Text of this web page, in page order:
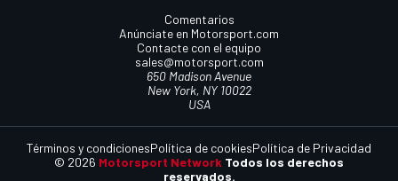
Comentarios
Anúnciate en Motorsport.com
Contacte con el equipo
sales@motorsport.com
650 Madison Avenue
New York, NY 10022
USA
© 2026 Motorsport Network Todos los derechos
reservados.
Términos y condicionesPolítica de cookiesPolítica de Privacidad